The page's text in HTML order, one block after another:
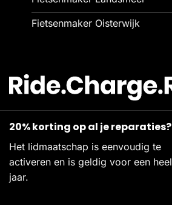
Fietsenmaker Oisterwijk
20% korting op al je reparaties?
Het lidmaatschap is eenvoudig te
activeren en is geldig voor een heel
jaar.